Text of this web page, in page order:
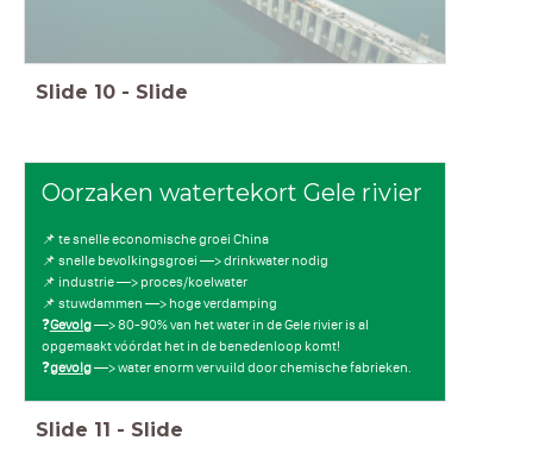
Slide 10 - Slide
Oorzaken watertekort Gele rivier
📌 te snelle economische groei China
📌 snelle bevolkingsgroei —> drinkwater nodig
📌 industrie —> proces/koelwater
📌 stuwdammen —> hoge verdamping
❓Gevolg—> 80-90% van het water in de Gele rivier is al
opgemaakt vóórdat het in de benedenloop komt!
❓gevolg—> water enorm vervuild door chemische fabrieken.
Slide 11 - Slide